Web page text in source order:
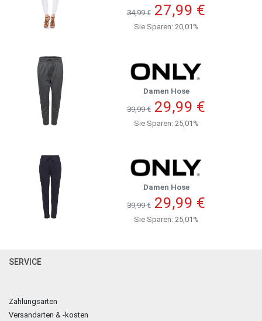
34,99 € 27,99 €
Sie Sparen: 20,01%
Damen Hose
39,99 € 29,99 €
Sie Sparen: 25,01%
Damen Hose
39,99 € 29,99 €
Sie Sparen: 25,01%
SERVICE
Zahlungsarten
Versandarten & -kosten